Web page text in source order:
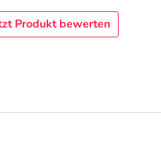
Produkt bewerten